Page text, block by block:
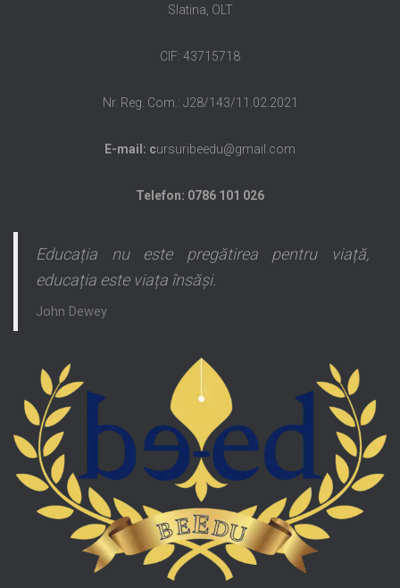
Slatina, OLT
CIF: 43715718
Nr. Reg. Com.: J28/143/11.02.2021
E-mail: cursuribeedu@gmail.com
Telefon: 0786 101 026
Educația nu este pregătirea pentru viață,
educația este viața însăși.
John Dewey